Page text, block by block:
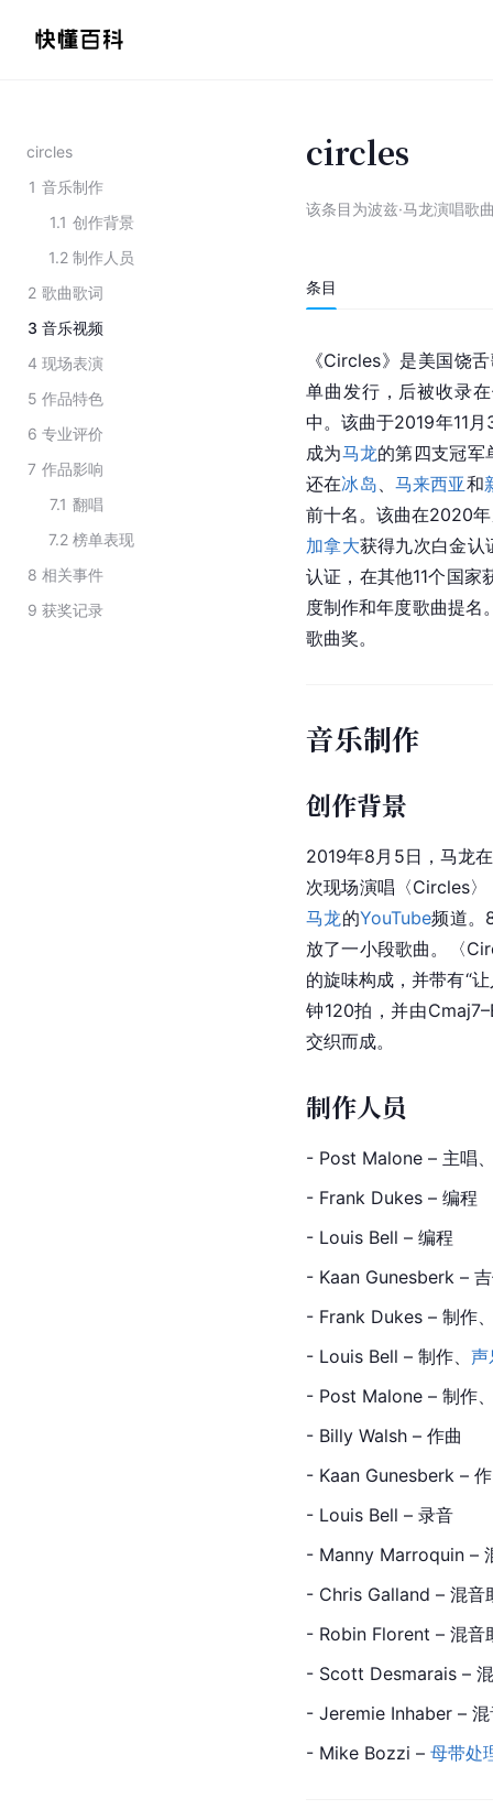
circles
1 音乐制作
1.1 创作背景
1.2 制作人员
2 歌曲歌词
3 音乐视频
4 现场表演
5 作品特色
6 专业评价
7 作品影响
7.1 翻唱
7.2 榜单表现
8 相关事件
9 获奖记录
circles
该条目为波兹·马龙演唱歌
条目
《Circles》是美国饶
单曲发行，后被收录
中。该曲于2019年11
成为马龙的第四支冠军
还在冰岛 马来西亚和
前十名。该曲在2020
加拿大获得九次白金认
认证，在其他11个国家
度制作和年度歌曲提
歌曲奖。
音乐制作
创作背景
2019年8月5日，马龙
次现场演唱〈Circles
马龙的YouTube频道。
放了一小段歌曲。〈
的旋味构成，并带有“
钟120拍，并由
交织而成。
制作人员
- Post Malone – 主唱
- Frank Dukes – 编程
- Louis Bell – 编程
- Kaan Gunesberk –
- Frank Dukes – 制作
- Louis Bell – 制作、 声
- Post Malone – 制作
- Billy Walsh – 作曲
- Kaan Gunesberk –
- Louis Bell – 录音
- Manny Marroquin –
- Chris Galland – 混音
- Robin Florent – 混音
- Scott Desmarais –
- Jeremie Inhaber – 混
- Mike Bozzi – 母带处